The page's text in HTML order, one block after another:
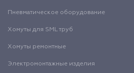
Пневматическое оборудование
Хомуты для SML труб
Хомуты ремонтные
Электромонтажные изделия